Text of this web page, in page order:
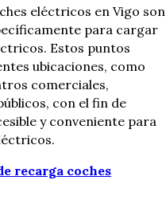
eléctricos en Vigo son
para cargar
Estos puntos
ubicaciones, como
comerciales,
con el fin de
y conveniente para
recarga coches